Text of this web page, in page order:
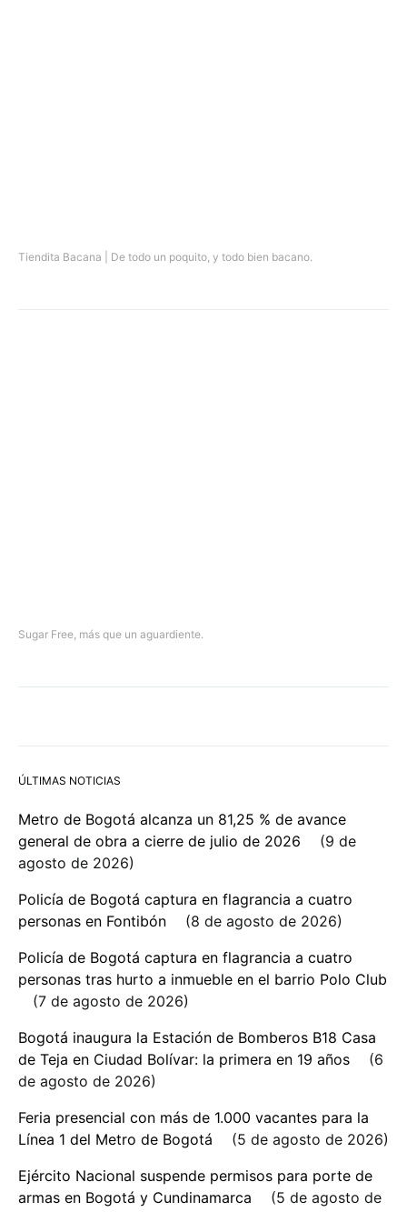
Tiendita Bacana | De todo un poquito, y todo bien bacano.
Sugar Free, más que un aguardiente.
ÚLTIMAS NOTICIAS
Metro de Bogotá alcanza un 81,25 % de avance
general de obra a cierre de julio de 2026
9 de
agosto de 2026
Policía de Bogotá captura en flagrancia a cuatro
personas en Fontibón
8 de agosto de 2026
Policía de Bogotá captura en flagrancia a cuatro
personas tras hurto a inmueble en el barrio Polo Club
7 de agosto de 2026
Bogotá inaugura la Estación de Bomberos B18 Casa
de Teja en Ciudad Bolívar: la primera en 19 años
6
de agosto de 2026
Feria presencial con más de 1.000 vacantes para la
Línea 1 del Metro de Bogotá
5 de agosto de 2026
Ejército Nacional suspende permisos para porte de
armas en Bogotá y Cundinamarca
5 de agosto de